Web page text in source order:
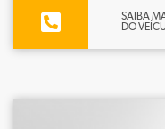
SAIBA
DO